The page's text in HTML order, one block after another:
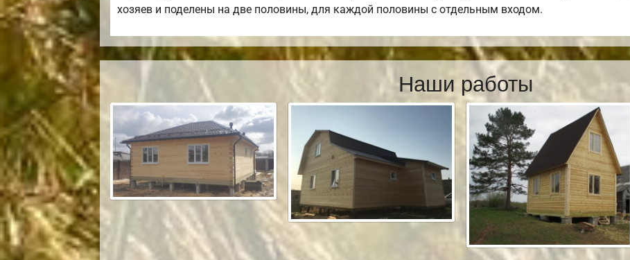
хозяев и поделены на две половины, для каждой половины с отдельным входом.
Наши работы